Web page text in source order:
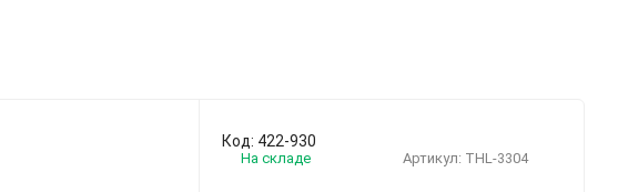
Код: 422-930
На складе Артикул: THL-3304